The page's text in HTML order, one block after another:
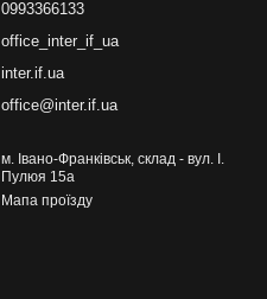
0993366133
office_inter_if_ua
inter.if.ua
office@inter.if.ua
м. Івано-Франківськ, склад - вул. І.
Пулюя 15а
Мапа проїзду